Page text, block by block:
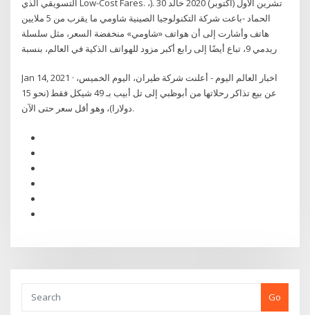
التسويقي الذي Low-Cost Fares. ،). 30 تشرين الأول (أكتوبر) 2020 خالد
الحماد -باعت شركة التكنولوجيا الصينية شاومي ما يقرب من 5 ملايين
هاتف وأشارت إلى أن هواتف «شاومي» منخفضة السعر، مثل سلسلة
ريدمي 9، تباع أيضًا إلى رابع أكبر مزود للهواتف الذكية في العالم، بنسبة
Jan 14, 2021 · اخبار العالم اليوم - أعلنت شركة طيران، اليوم الخميس،
عن بيع تذاكر رحلاتها من أبوظبي إلى تل أبيب بـ 49 شيكل فقط (نحو 15
دولارا)، وهو أقل سعر حتى الآن.
Go